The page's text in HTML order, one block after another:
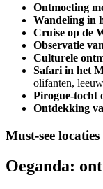
Ontmoeting
Wandeling in
Cruise op de
Observatie
Culturele
Safari in het
olifanten,
Pirogue-tocht
Ontdekking
Must-see locaties
Oeganda: